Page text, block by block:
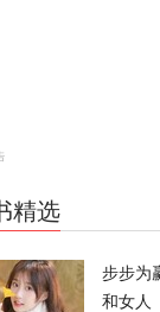
精选
步步为
和女人